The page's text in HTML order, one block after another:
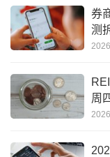
被动卖出
券
测
周